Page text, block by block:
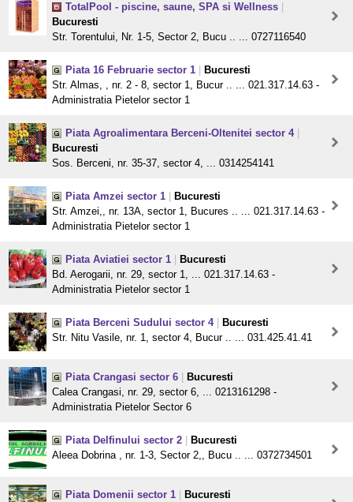
TotalPool - piscine, saune, SPA si Wellness
Bucuresti
Str. Torentului, Nr. 1-5, Sector 2, Bucu .. ... 0727116540
Piata 16 Februarie sector 1
Bucuresti
Str. Almas, , nr. 2 - 8, sector 1, Bucur .. ... 021.317.14.63 -
Administratia Pietelor sector 1
Piata Agroalimentara Berceni-Oltenitei sector 4
Bucuresti
Sos. Berceni, nr. 35-37, sector 4, ... 0314254141
Piata Amzei sector 1
Bucuresti
Str. Amzei,, nr. 13A, sector 1, Bucures .. ... 021.317.14.63 -
Administratia Pietelor sector 1
Piata Aviatiei sector 1
Bucuresti
Bd. Aerogarii, nr. 29, sector 1, ... 021.317.14.63 -
Administratia Pietelor sector 1
Piata Berceni Sudului sector 4
Bucuresti
Str. Nitu Vasile, nr. 1, sector 4, Bucur .. ... 031.425.41.41
Piata Crangasi sector 6
Bucuresti
Calea Crangasi, nr. 29, sector 6, ... 0213161298 -
Administratia Pietelor Sector 6
Piata Delfinului sector 2
Bucuresti
Aleea Dobrina , nr. 1-3, Sector 2,, Bucu .. ... 0372734501
Piata Domenii sector 1
Bucuresti